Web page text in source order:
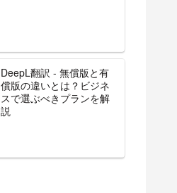
DeepL翻訳 - 無償版と有
償版の違いとは？ビジネ
スで選ぶべきプランを解
説